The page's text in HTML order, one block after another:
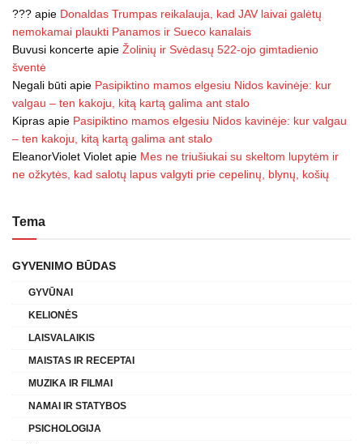
??? apie Donaldas Trumpas reikalauja, kad JAV laivai galėtų
nemokamai plaukti Panamos ir Sueco kanalais
Buvusi koncerte apie Žolinių ir Svėdasų 522-ojo gimtadienio
šventė
Negali būti apie Pasipiktino mamos elgesiu Nidos kavinėje: kur
valgau – ten kakoju, kitą kartą galima ant stalo
Kipras apie Pasipiktino mamos elgesiu Nidos kavinėje: kur valgau
– ten kakoju, kitą kartą galima ant stalo
EleanorViolet Violet apie Mes ne triušiukai su skeltom lupytėm ir
ne ožkytės, kad salotų lapus valgyti prie cepelinų, blynų, košių
Tema
GYVENIMO BŪDAS
GYVŪNAI
KELIONĖS
LAISVALAIKIS
MAISTAS IR RECEPTAI
MUZIKA IR FILMAI
NAMAI IR STATYBOS
PSICHOLOGIJA